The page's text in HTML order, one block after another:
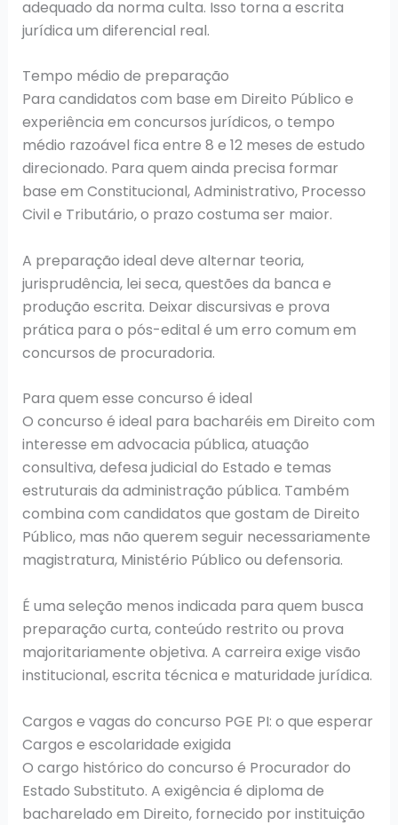
adequado da norma culta. Isso torna a escrita
jurídica um diferencial real.
Tempo médio de preparação
Para candidatos com base em Direito Público e
experiência em concursos jurídicos, o tempo
médio razoável fica entre 8 e 12 meses de estudo
direcionado. Para quem ainda precisa formar
base em Constitucional, Administrativo, Processo
Civil e Tributário, o prazo costuma ser maior.
A preparação ideal deve alternar teoria,
jurisprudência, lei seca, questões da banca e
produção escrita. Deixar discursivas e prova
prática para o pós-edital é um erro comum em
concursos de procuradoria.
Para quem esse concurso é ideal
O concurso é ideal para bacharéis em Direito com
interesse em advocacia pública, atuação
consultiva, defesa judicial do Estado e temas
estruturais da administração pública. Também
combina com candidatos que gostam de Direito
Público, mas não querem seguir necessariamente
magistratura, Ministério Público ou defensoria.
É uma seleção menos indicada para quem busca
preparação curta, conteúdo restrito ou prova
majoritariamente objetiva. A carreira exige visão
institucional, escrita técnica e maturidade jurídica.
Cargos e vagas do concurso PGE PI: o que esperar
Cargos e escolaridade exigida
O cargo histórico do concurso é Procurador do
Estado Substituto. A exigência é diploma de
bacharelado em Direito, fornecido por instituição